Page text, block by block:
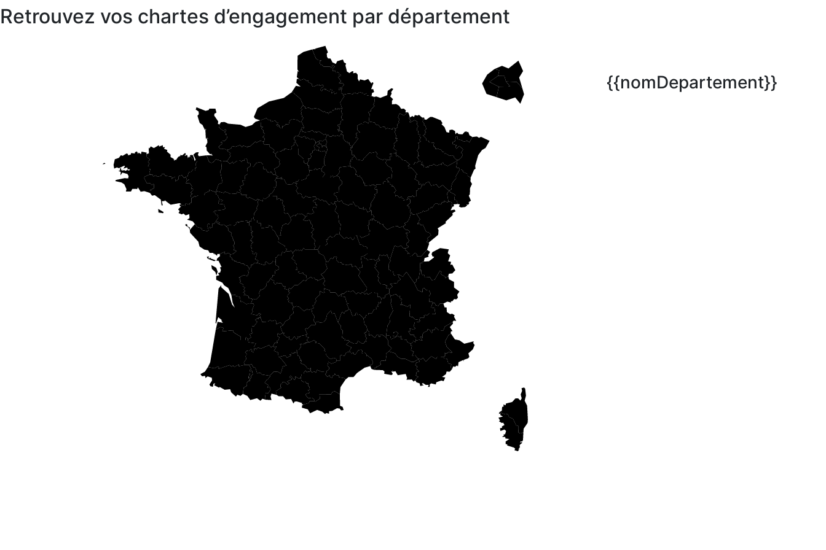
Retrouvez vos chartes d’engagement par département
{{nomDepartement}}